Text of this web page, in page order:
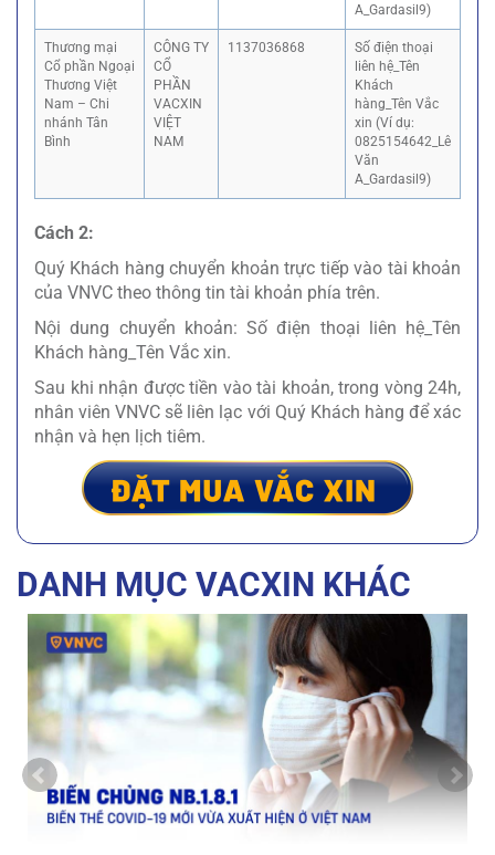
A_Gardasil9)
Thương mại
Cổ phần Ngoại
Thương Việt
Nam – Chi
nhánh Tân
Bình
CÔNG TY
CỔ
PHẦN
VACXIN
VIỆT
NAM
1137036868
Số điện thoại
liên hệ_Tên
Khách
hàng_Tên Vắc
xin (Ví dụ:
0825154642_Lê
Văn
A_Gardasil9)
Cách 2:
Quý Khách hàng chuyển khoản trực tiếp vào tài khoản
của VNVC theo thông tin tài khoản phía trên.
Nội dung chuyển khoản: Số điện thoại liên hệ_Tên
Khách hàng_Tên Vắc xin.
Sau khi nhận được tiền vào tài khoản, trong vòng 24h,
nhân viên VNVC sẽ liên lạc với Quý Khách hàng để xác
nhận và hẹn lịch tiêm.
DANH MỤC VACXIN KHÁC